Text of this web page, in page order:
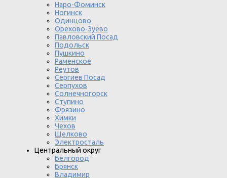
Наро-Фоминск
Ногинск
Одинцово
Орехово-Зуево
Павловский Посад
Подольск
Пушкино
Раменское
Реутов
Сергиев Посад
Серпухов
Солнечногорск
Ступино
Фрязино
Химки
Чехов
Щелково
Электросталь
Центральный округ
Белгород
Брянск
Владимир